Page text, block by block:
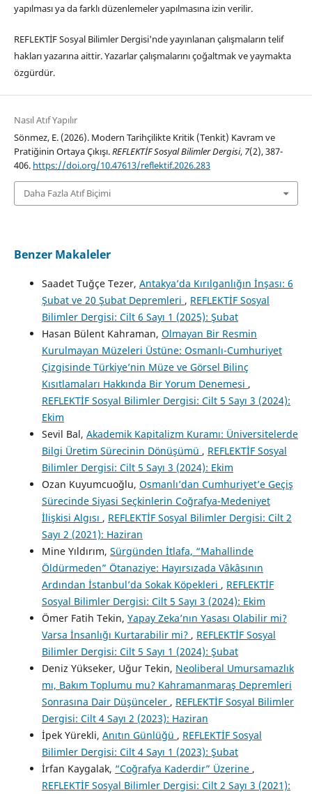
yapılması ya da farklı düzenlemeler yapılmasına izin verilir.
REFLEKTİF Sosyal Bilimler Dergisi'nde yayınlanan çalışmaların telif
hakları yazarına aittir. Yazarlar çalışmalarını çoğaltmak ve yaymakta
özgürdür.
Nasıl Atıf Yapılır
Sönmez, E. (2026). Modern Tarihçilikte Kritik (Tenkit) Kavram ve
Pratiğinin Ortaya Çıkışı.REFLEKTİF Sosyal Bilimler Dergisi, 7(2), 387-
406. https://doi.org/10.47613/reflektif.2026.283
Daha Fazla Atıf Biçimi
Benzer Makaleler
Saadet Tuğçe Tezer, Antakya’da Kırılganlığın İnşası: 6
Şubat ve 20 Şubat Depremleri , REFLEKTİF Sosyal
Bilimler Dergisi: Cilt 6 Sayı 1 (2025): Şubat
Hasan Bülent Kahraman, Olmayan Bir Resmin
Kurulmayan Müzeleri Üstüne: Osmanlı-Cumhuriyet
Çizgisinde Türkiye’nin Müze ve Görsel Bilinç
Kısıtlamaları Hakkında Bir Yorum Denemesi ,
REFLEKTİF Sosyal Bilimler Dergisi: Cilt 5 Sayı 3 (2024):
Ekim
Sevil Bal, Akademik Kapitalizm Kuramı: Üniversitelerde
Bilgi Üretim Sürecinin Dönüşümü , REFLEKTİF Sosyal
Bilimler Dergisi: Cilt 5 Sayı 3 (2024): Ekim
Ozan Kuyumcuoğlu, Osmanlı’dan Cumhuriyet’e Geçiş
Sürecinde Siyasi Seçkinlerin Coğrafya-Medeniyet
İlişkisi Algısı , REFLEKTİF Sosyal Bilimler Dergisi: Cilt 2
Sayı 2 (2021): Haziran
Mine Yıldırım, Sürgünden İtlafa, “Mahallinde
Öldürmeden” Ötanaziye: Hayırsızada Vâkâsının
Ardından İstanbul’da Sokak Köpekleri , REFLEKTİF
Sosyal Bilimler Dergisi: Cilt 5 Sayı 3 (2024): Ekim
Ömer Fatih Tekin, Yapay Zeka’nın Yasası Olabilir mi?
Varsa İnsanlığı Kurtarabilir mi? , REFLEKTİF Sosyal
Bilimler Dergisi: Cilt 5 Sayı 1 (2024): Şubat
Deniz Yükseker, Uğur Tekin, Neoliberal Umursamazlık
mı, Bakım Toplumu mu? Kahramanmaraş Depremleri
Sonrasına Dair Düşünceler , REFLEKTİF Sosyal Bilimler
Dergisi: Cilt 4 Sayı 2 (2023): Haziran
İpek Yürekli, Anıtın Günlüğü , REFLEKTİF Sosyal
Bilimler Dergisi: Cilt 4 Sayı 1 (2023): Şubat
İrfan Kaygalak, “Coğrafya Kaderdir” Üzerine ,
REFLEKTİF Sosyal Bilimler Dergisi: Cilt 2 Sayı 3 (2021):